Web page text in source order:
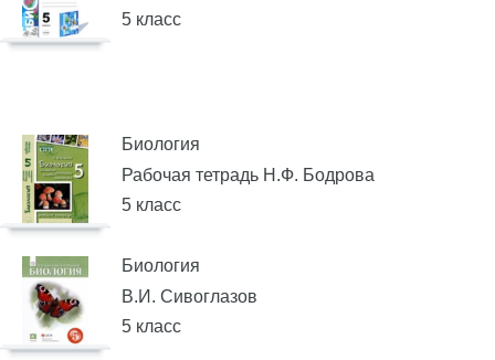
5 класс
Биология
Рабочая тетрадь Н.Ф. Бодрова
5 класс
Биология
В.И. Сивоглазов
5 класс